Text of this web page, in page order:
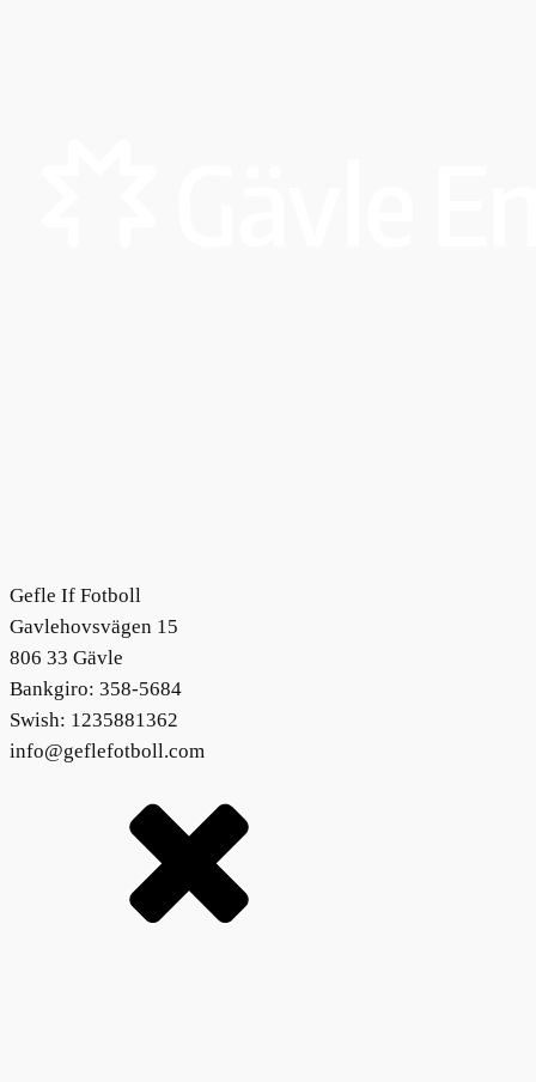
Gefle If Fotboll
Gavlehovsvägen 15
806 33 Gävle
Bankgiro: 358-5684
Swish: 1235881362
info@geflefotboll.com